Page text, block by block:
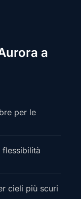
a
per le
cieli più scuri